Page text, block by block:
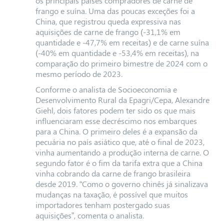
frango e suína. Uma das poucas exceções foi a
China, que registrou queda expressiva nas
aquisições de carne de frango (-31,1% em
quantidade e -47,7% em receitas) e de carne suína
(-40% em quantidade e -53,4% em receitas), na
comparação do primeiro bimestre de 2024 com o
mesmo período de 2023.
Conforme o analista de Socioeconomia e
Desenvolvimento Rural da Epagri/Cepa, Alexandre
Giehl, dois fatores podem ter sido os que mais
influenciaram esse decréscimo nos embarques
para a China. O primeiro deles é a expansão da
pecuária no país asiático que, até o final de 2023,
vinha aumentando a produção interna de carne. O
segundo fator é o fim da tarifa extra que a China
vinha cobrando da carne de frango brasileira
desde 2019. “Como o governo chinês já sinalizava
mudanças na taxação, é possível que muitos
importadores tenham postergado suas
aquisições”, comenta o analista.